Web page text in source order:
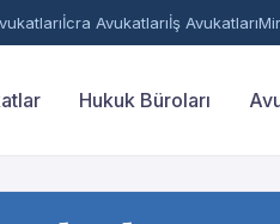
İcra Avukatlarıİş Avukatları
Hukuk Büroları